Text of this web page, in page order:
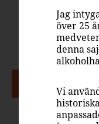
Rött vin,
Cabernet
13.5%
PASSAR TILL
Jag
över 25
denna
Vi